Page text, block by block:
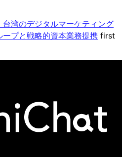
台湾のデジタルマーケティング
プと戦略的資本業務提携 first